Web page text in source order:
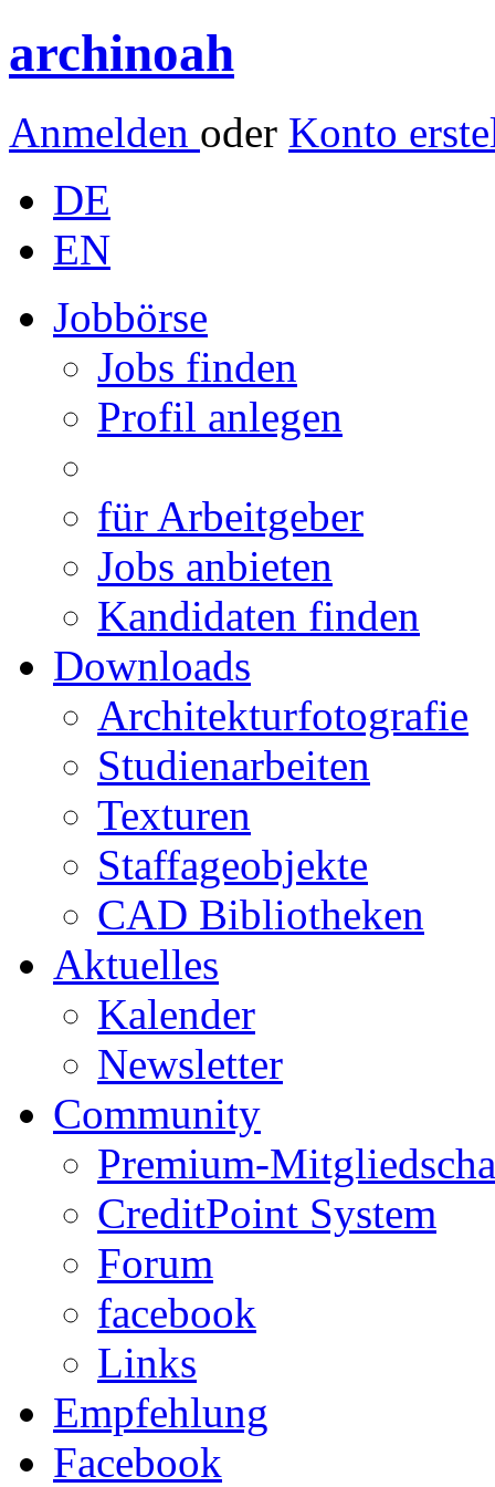
archinoah
Anmelden oder Konto
DE
EN
Jobbörse
Jobs finden
Profil anlegen
für Arbeitgeber
Jobs anbieten
Kandidaten finden
Downloads
Architekturfotografie
Studienarbeiten
Texturen
Staffageobjekte
CAD Bibliotheken
Aktuelles
Kalender
Newsletter
Community
Premium-
CreditPoint System
Forum
facebook
Links
Empfehlung
Facebook